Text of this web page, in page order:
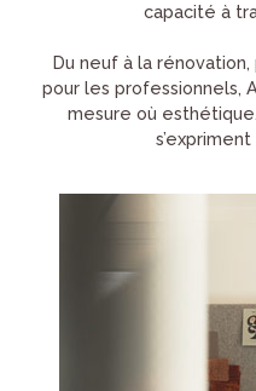
capacité à
Du neuf à la
pour les professionnels,
mesure où